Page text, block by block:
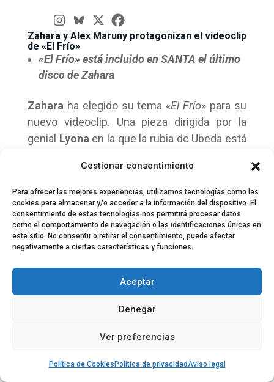
Gestionar consentimiento
Para ofrecer las mejores experiencias, utilizamos tecnologías como las
cookies para almacenar y/o acceder a la información del dispositivo. El
consentimiento de estas tecnologías nos permitirá procesar datos
como el comportamiento de navegación o las identificaciones únicas en
este sitio. No consentir o retirar el consentimiento, puede afectar
negativamente a ciertas características y funciones.
Aceptar
Denegar
Ver preferencias
Política de Cookies Política de privacidadAviso legal
Zahara y Alex Maruny protagonizan el videoclip
de «El Frío»
«El Frío» está incluido en SANTA el último
disco de Zahara
Zahara ha elegido su tema «El Frío» para su
nuevo videoclip. Una pieza dirigida por la
genial Lyona en la que la rubia de Ubeda está
«Tres metros sobre el Cielo»).
© 2024 El Perfil de la Tostada
Política de privacidad
Política de Cookies
Equipo EPDLT Contacto